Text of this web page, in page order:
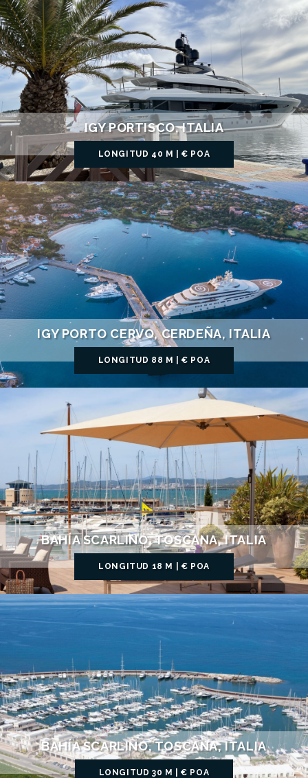
IGY PORTISCO, ITALIA
LONGITUD 40 M | € POA
IGY PORTO CERVO, CERDEÑA, ITALIA
LONGITUD 88 M | € POA
BAHÍA SCARLINO, TOSCANA, ITALIA
LONGITUD 18 M | € POA
BAHÍA SCARLINO, TOSCANA, ITALIA
LONGITUD 30 M | € POA